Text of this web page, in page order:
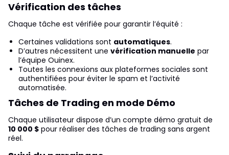
Vérification des tâches
Chaque tâche est vérifiée pour garantir l’équité :
Certaines validations sont automatiques.
D’autres nécessitent une vérification manuelle par
l’équipe Ouinex.
Toutes les connexions aux plateformes sociales sont
authentifiées pour éviter le spam et l’activité
automatisée.
Tâches de Trading en mode Démo
Chaque utilisateur dispose d’un compte démo gratuit de
10 000 $ pour réaliser des tâches de trading sans argent
réel.